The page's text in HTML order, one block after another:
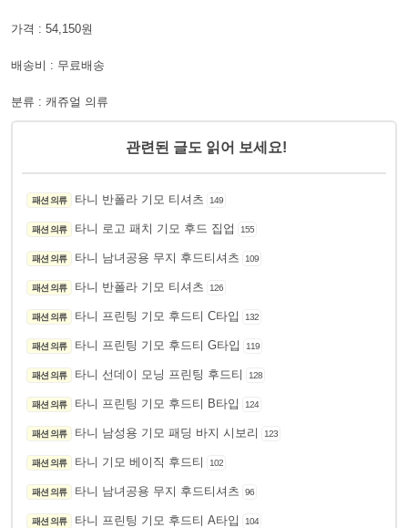
가격 : 54,150원
배송비 : 무료배송
분류 : 캐쥬얼 의류
관련된 글도 읽어 보세요!
패션 의류 타니 반폴라 기모 티셔츠 149
패션 의류 타니 로고 패치 기모 후드 집업 155
패션 의류 타니 남녀공용 무지 후드티셔츠 109
패션 의류 타니 반폴라 기모 티셔츠 126
패션 의류 타니 프린팅 기모 후드티 C타입 132
패션 의류 타니 프린팅 기모 후드티 G타입 119
패션 의류 타니 선데이 모닝 프린팅 후드티 128
패션 의류 타니 프린팅 기모 후드티 B타입 124
패션 의류 타니 남성용 기모 패딩 바지 시보리 123
패션 의류 타니 기모 베이직 후드티 102
패션 의류 타니 남녀공용 무지 후드티셔츠 96
패션 의류 타니 프린팅 기모 후드티 A타입 104